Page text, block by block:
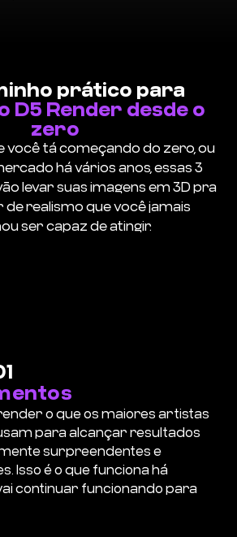
prático para
D5 Render desde o
zero
você tá começando do zero, ou
há vários anos, essas 3
levar suas imagens em 3D pra
realismo que você jamais
ser capaz de atingir.
o que os maiores artistas
para alcançar resultados
surpreendentes e
Isso é o que funciona há
continuar funcionando para